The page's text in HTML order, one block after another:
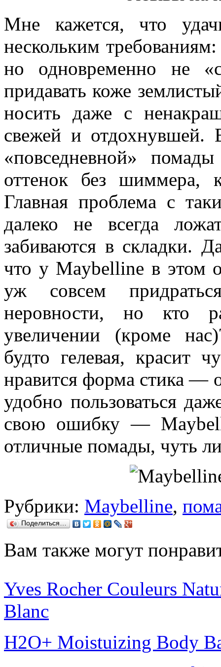
Мне кажется, что
нескольким
но одновременно не
придавать коже
носить даже с
свежей и отдохнувшей.
«повседневной»
оттенок без шиммера,
Главная проблема с
далеко не всегда
забиваются в складки.
что у Maybelline в этом
уж совсем
неровности, но кто
увеличении (кроме
будто гелевая, красит
нравится форма стика —
удобно пользоваться
свою ошибку —
отличные помады, чуть
Рубрики: Maybelline,
Поделиться…
Вам также могут
Yves Rocher Couleurs
Blanc
H2O+ Moistuizing Body